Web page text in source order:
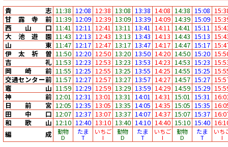
貴志 11:38 12:08 12:38 13:08 13:38 14:08 14:38 15:08
甘露寺前 11:39 12:09 12:39 13:09 13:39 14:09 14:39 15:09
西山口 11:41 12:11 12:41 13:11 13:41 14:11 14:41 15:11
大池遊園 11:43 12:13 12:43 13:13 13:43 14:13 14:43 15:13
山東 11:47 12:17 12:47 13:17 13:47 14:17 14:47 15:17
伊太祈曽 11:50 12:20 12:50 13:20 13:50 14:20 14:50 15:20
吉礼 11:53 12:23 12:53 13:23 13:53 14:23 14:53 15:23
岡崎前 11:55 12:25 12:55 13:25 13:55 14:25 14:55 15:25
交通センター前 11:57 12:27 12:57 13:27 13:57 14:27 14:57 15:27
竈山 11:59 12:29 12:59 13:29 13:59 14:29 14:59 15:29
神前 12:01 12:31 13:01 13:31 14:01 14:31 15:01 15:31
日前宮 12:05 12:35 13:05 13:35 14:05 14:35 15:05 15:35
田中口 12:07 12:37 13:07 13:37 14:07 14:37 15:07 15:37
和歌山 12:10 12:40 13:10 13:40 14:10 14:40 15:10 15:40
編成
動物
D
たま
T
いちご
I
動物
D
たま
T
いちご
I
動物
D
たま
T
いち
I